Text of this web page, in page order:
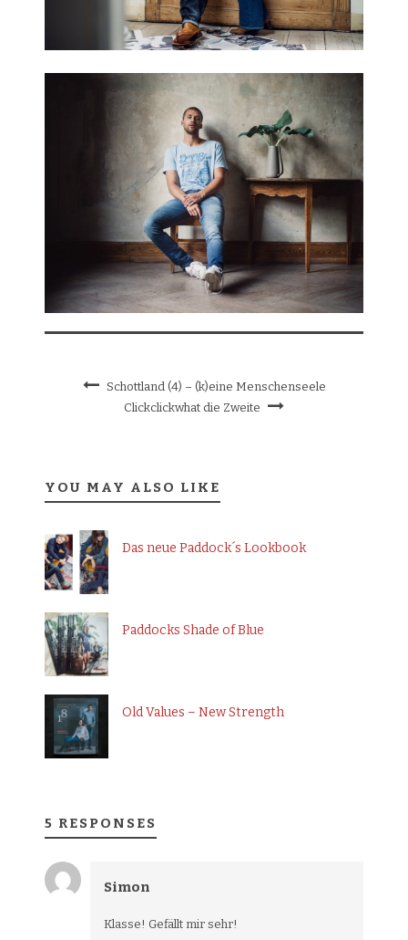
Schottland (4) – (k)eine Menschenseele
Clickclickwhat die Zweite
YOU MAY ALSO LIKE
Das neue Paddock´s Lookbook
Paddocks Shade of Blue
Old Values – New Strength
5 RESPONSES
Simon
Klasse! Gefällt mir sehr!